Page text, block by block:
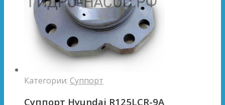
Категории: Суппорт
Суппорт Hyundai R125LCR-9A